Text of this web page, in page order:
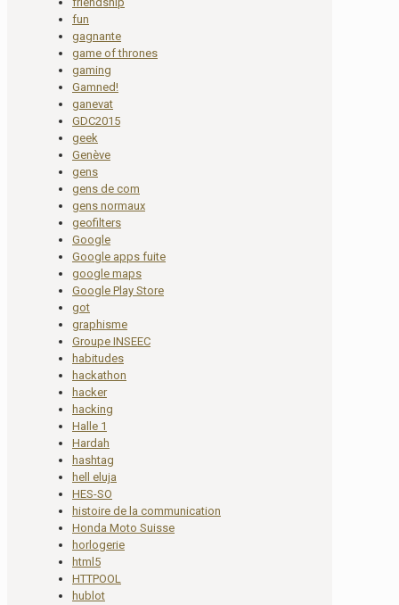
fun
gagnante
game of thrones
gaming
Gamned!
ganevat
GDC2015
geek
Genève
gens
gens de com
gens normaux
geofilters
Google
Google apps fuite
google maps
Google Play Store
got
graphisme
Groupe INSEEC
habitudes
hackathon
hacker
hacking
Halle 1
Hardah
hashtag
hell eluja
HES-SO
histoire de la communication
Honda Moto Suisse
horlogerie
html5
HTTPOOL
hublot